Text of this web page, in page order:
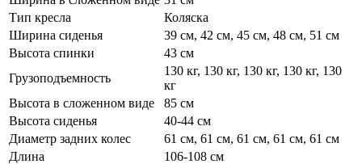
Тип кресла
Коляска
Ширина сиденья
39 см, 42 см, 45 см, 48 см, 51 см
Высота спинки
43 см
Грузоподъемность
130 кг, 130 кг, 130 кг, 130 кг, 130
кг
Высота в сложенном виде
85 см
Высота сиденья
40-44 см
Диаметр задних колес
61 см, 61 см, 61 см, 61 см, 61 см
Длина
106-108 см